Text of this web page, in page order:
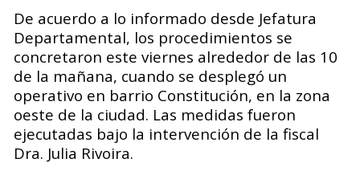
De acuerdo a lo informado desde Jefatura
Departamental, los procedimientos se
concretaron este viernes alrededor de las 10
de la mañana, cuando se desplegó un
operativo en barrio Constitución, en la zona
oeste de la ciudad. Las medidas fueron
ejecutadas bajo la intervención de la fiscal
Dra. Julia Rivoira.